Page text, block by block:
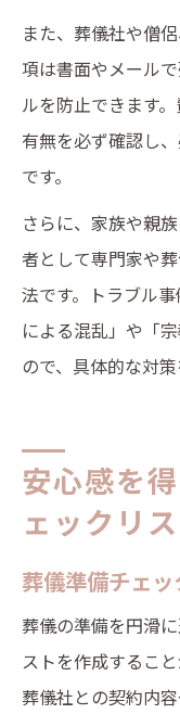
また、葬儀社や僧
項は書面やメール
ルを防止できます
有無を必ず確認し
です。
さらに、家族や親
者として専門家や
法です。トラブル
による混乱」や「
ので、具体的な対
安心感を
ェックリ
葬儀準備チェ
葬儀の準備を円滑
ストを作成するこ
葬儀社との契約内